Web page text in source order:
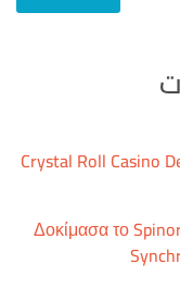
Crystal Roll Casino
Δοκίμασα το